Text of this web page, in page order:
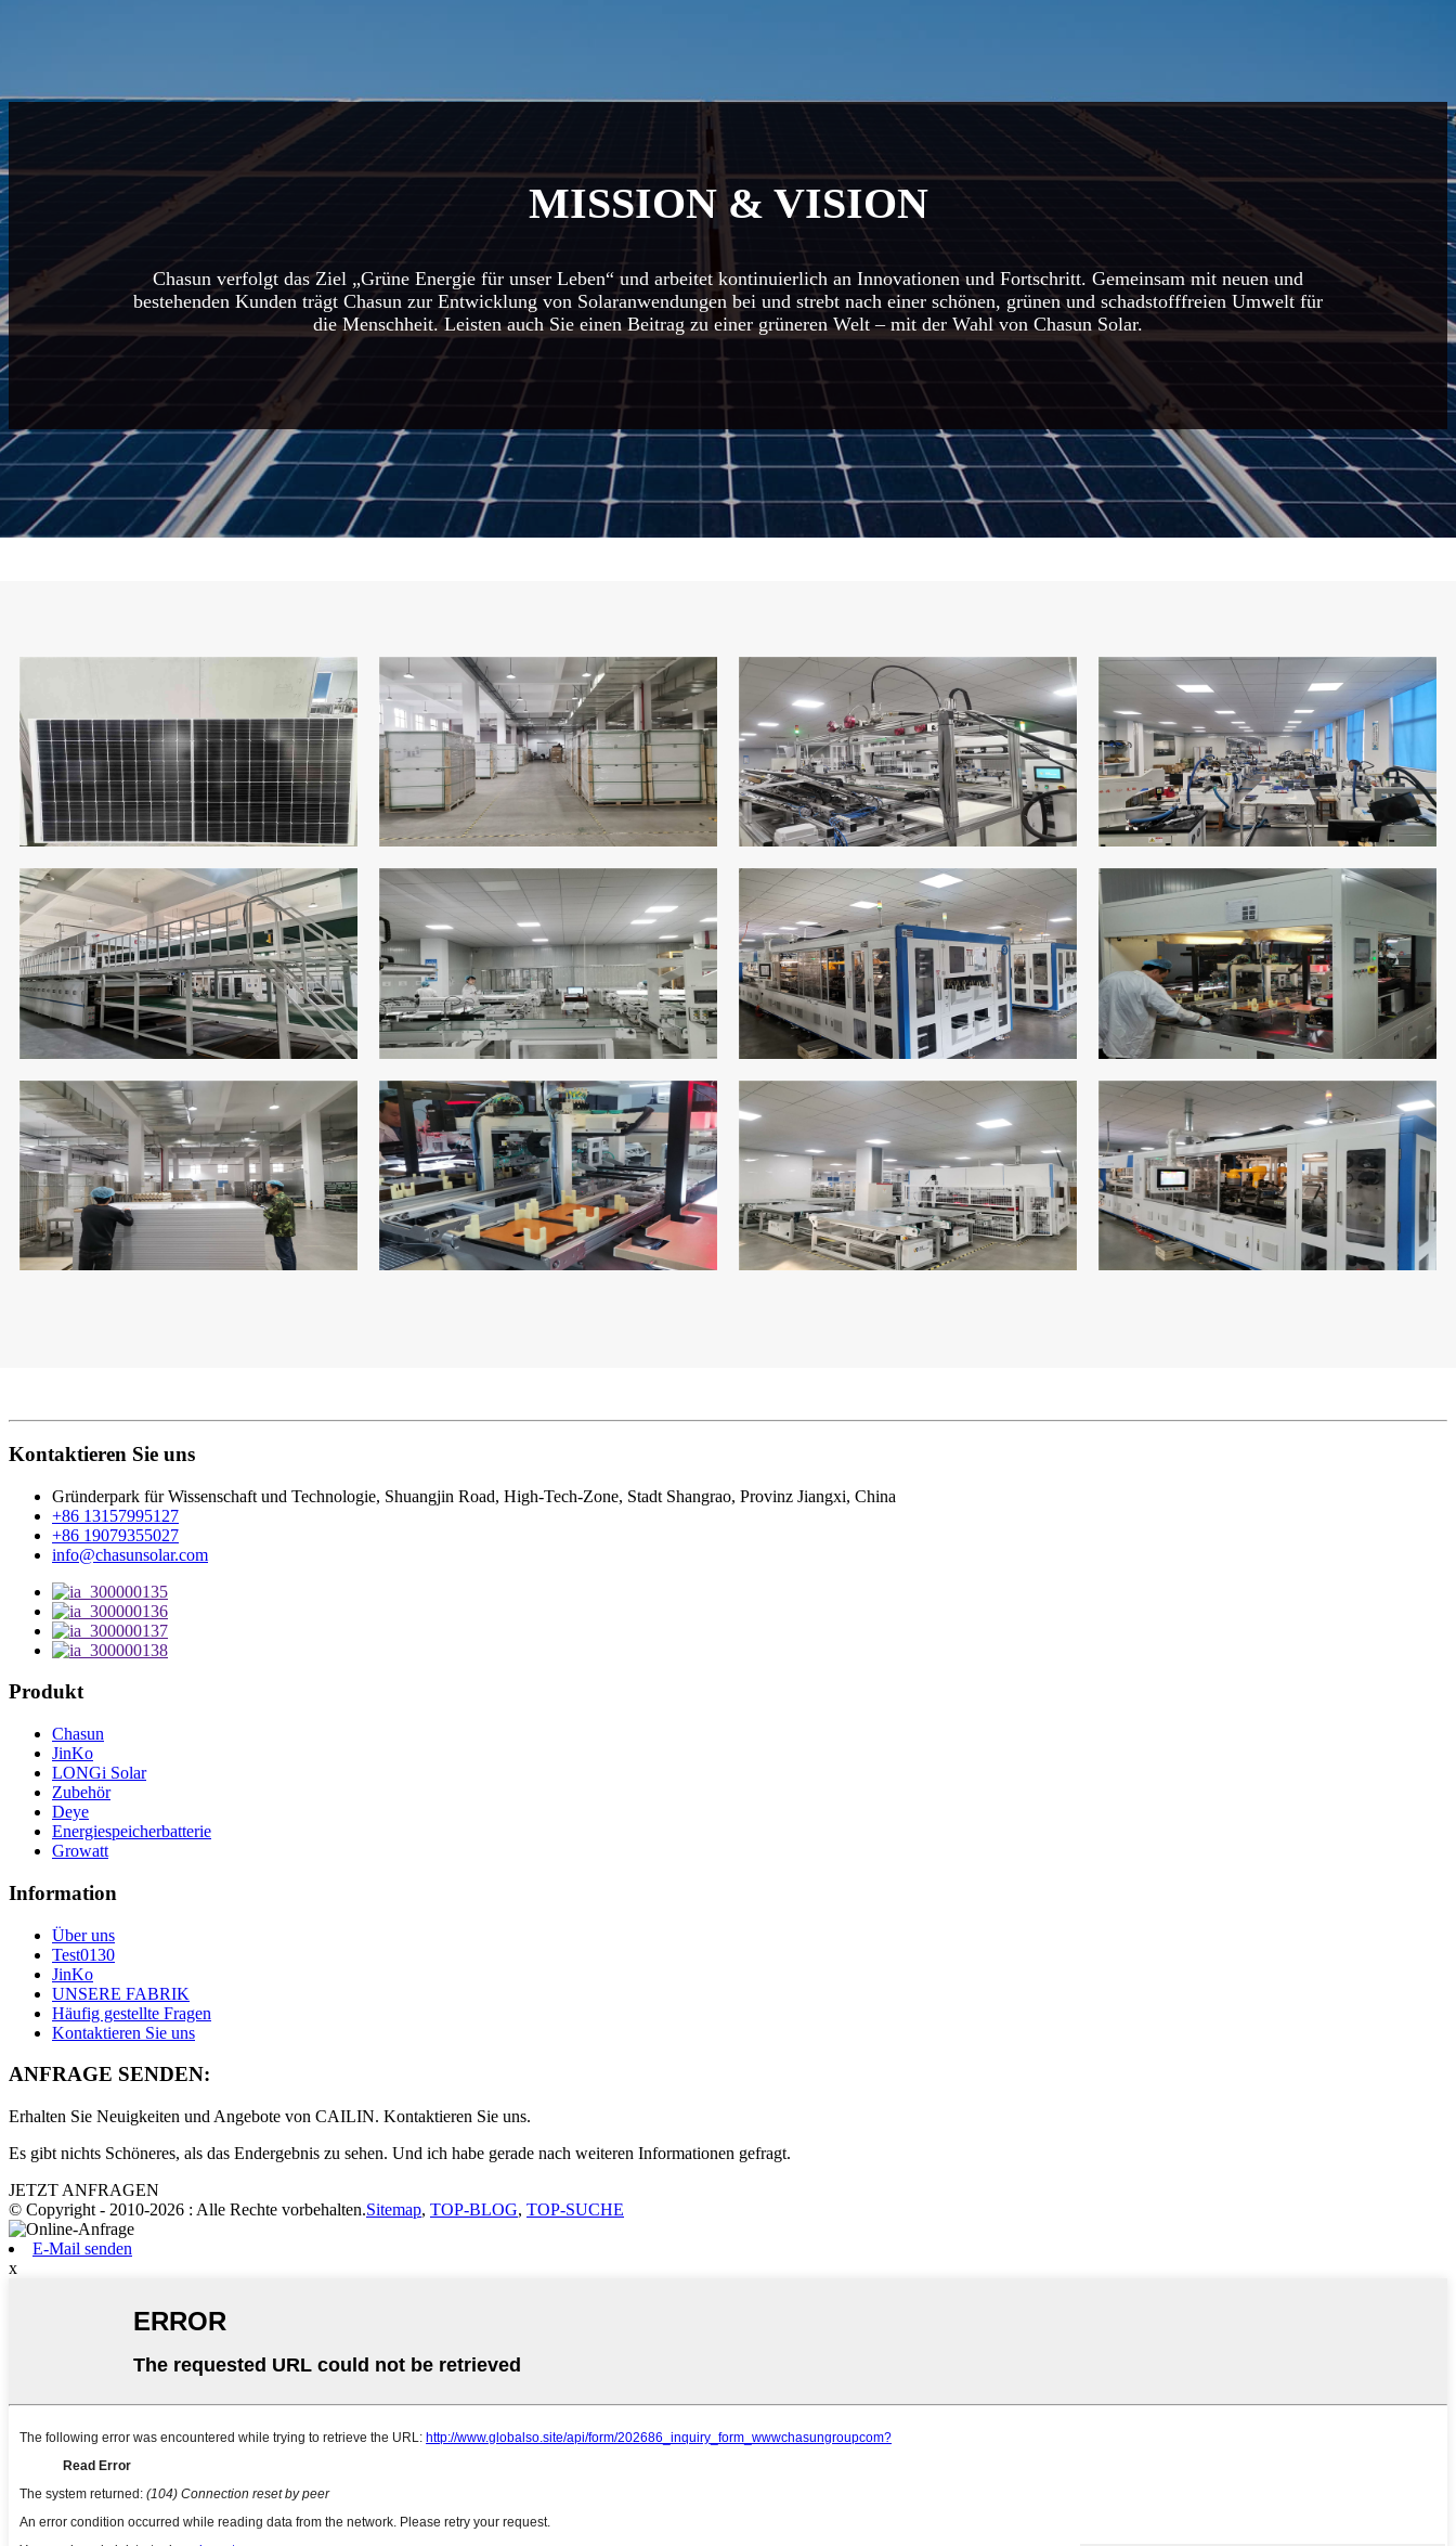
MISSION & VISION
Chasun verfolgt das Ziel „Grüne Energie für unser Leben“ und arbeitet kontinuierlich an Innovationen und Fortschritt. Gemeinsam mit neuen und
bestehenden Kunden trägt Chasun zur Entwicklung von Solaranwendungen bei und strebt nach einer schönen, grünen und schadstofffreien Umwelt für
die Menschheit. Leisten auch Sie einen Beitrag zu einer grüneren Welt – mit der Wahl von Chasun Solar.
Kontaktieren Sie uns
Gründerpark für Wissenschaft und Technologie, Shuangjin Road, High-Tech-Zone, Stadt Shangrao, Provinz Jiangxi, China
+86 13157995127
+86 19079355027
info@chasunsolar.com
Produkt
Chasun
JinKo
LONGi Solar
Zubehör
Deye
Energiespeicherbatterie
Growatt
Information
Über uns
Test0130
JinKo
UNSERE FABRIK
Häufig gestellte Fragen
Kontaktieren Sie uns
ANFRAGE SENDEN:
Erhalten Sie Neuigkeiten und Angebote von CAILIN. Kontaktieren Sie uns.
Es gibt nichts Schöneres, als das Endergebnis zu sehen. Und ich habe gerade nach weiteren Informationen gefragt.
JETZT ANFRAGEN
© Copyright - 2010-2026 : Alle Rechte vorbehalten.Sitemap, TOP-BLOG, TOP-SUCHE
E-Mail senden
x